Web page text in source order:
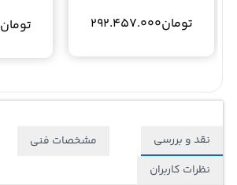
تومان292.457.000 تومان
نقد و بررسی مشخصات فنی
نظرات کاربران